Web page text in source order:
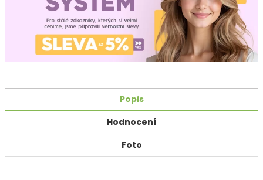
Popis
Hodnocení
Foto